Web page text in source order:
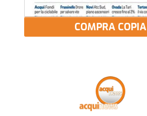
COMPRA COPIA